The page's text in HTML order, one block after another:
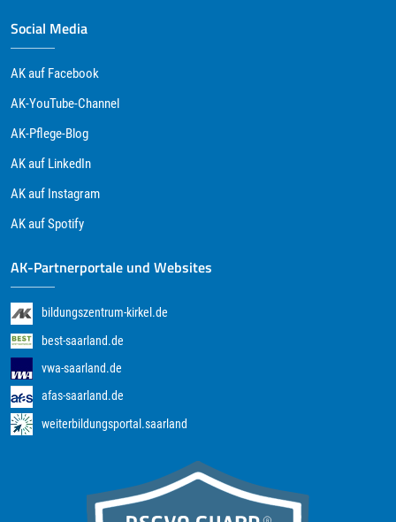
Social Media
AK auf Facebook
AK-YouTube-Channel
AK-Pflege-Blog
AK auf LinkedIn
AK auf Instagram
AK auf Spotify
AK-Partnerportale und Websites
bildungszentrum-kirkel.de
best-saarland.de
vwa-saarland.de
afas-saarland.de
weiterbildungsportal.saarland